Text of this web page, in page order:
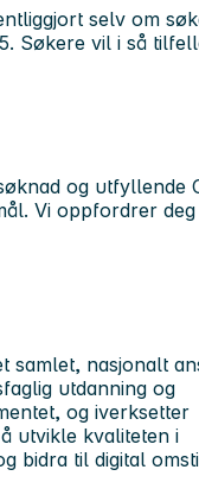
selv om
Søkere vil i så
og utfyllende
Vi oppfordrer deg
samlet, nasjonalt
utdanning og
og iverksetter
utvikle kvaliteten i
bidra til digital